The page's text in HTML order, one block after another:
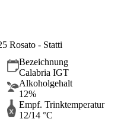
Rosato - Statti
Bezeichnung
Calabria IGT
Alkoholgehalt
12%
Empf. Trinktemperatur
12/14 °C